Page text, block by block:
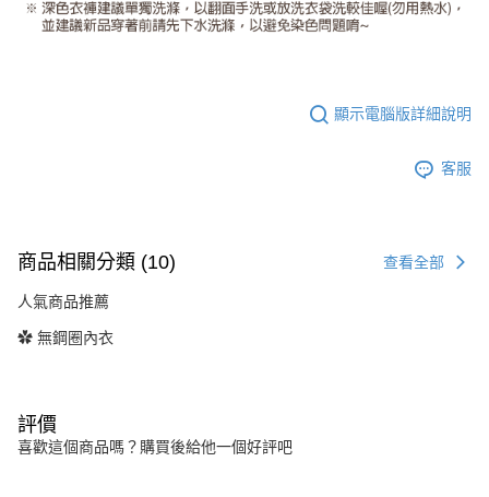
顯示電腦版詳細說明
客服
商品相關分類 (10) 查看全部
人氣商品推薦
✿ 無鋼圈內衣
評價
喜歡這個商品嗎？購買後給他一個好評吧